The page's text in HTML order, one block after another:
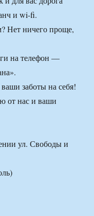
и wi-fi.
Нет ничего проще,
на телефон —
заботы на себя!
от нас и ваши
ул. Свободы и